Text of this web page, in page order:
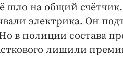
шло на общий
электрика. Он
в полиции состава
лишили